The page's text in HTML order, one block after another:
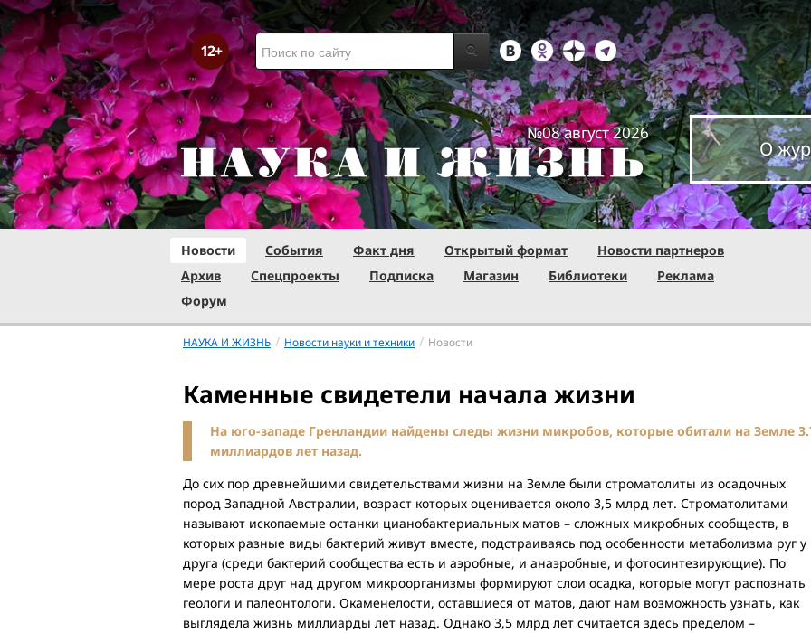
№08 август 2026
О
Новости События Факт дня Открытый формат
Новости партнеров
Архив
Спецпроекты Подписка Магазин Библиотеки
Реклама
Форум
НАУКА И ЖИЗНЬ / Новости науки и техники / Новости
Каменные свидетели начала жизни
На юго-западе Гренландии найдены следы жизни микробов, которые обитали на Земле
миллиардов лет назад.
До сих пор древнейшими свидетельствами жизни на Земле были строматолиты из осадочных
пород Западной Австралии, возраст которых оценивается около 3,5 млрд лет. Строматолитами
называют ископаемые останки цианобактериальных матов – сложных микробных сообществ, в
которых разные виды бактерий живут вместе, подстраиваясь под особенности метаболизма руг у
друга (среди бактерий сообщества есть и аэробные, и анаэробные, и фотосинтезирующие). По
мере роста друг над другом микроорганизмы формируют слои осадка, которые могут распознать
геологи и палеонтологи. Окаменелости, оставшиеся от матов, дают нам возможность узнать, как
выглядела жизнь миллиарды лет назад. Однако 3,5 млрд лет считается здесь пределом –